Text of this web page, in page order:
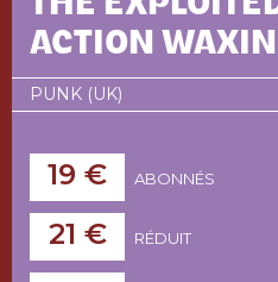
ACTION
PUNK (UK)
19 € ABONNÉS
21 € RÉDUIT